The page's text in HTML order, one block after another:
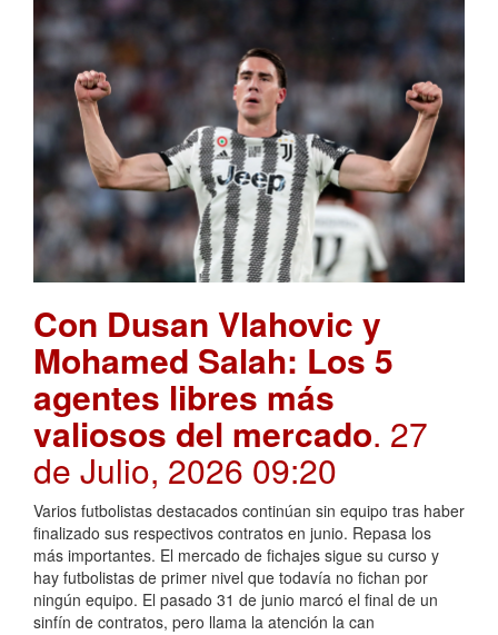
Con Dusan Vlahovic y
Mohamed Salah: Los 5
agentes libres más
valiosos del mercado. 27
de Julio, 2026 09:20
Varios futbolistas destacados continúan sin equipo tras haber
finalizado sus respectivos contratos en junio. Repasa los
más importantes. El mercado de fichajes sigue su curso y
hay futbolistas de primer nivel que todavía no fichan por
ningún equipo. El pasado 31 de junio marcó el final de un
sinfín de contratos, pero llama la atención la can